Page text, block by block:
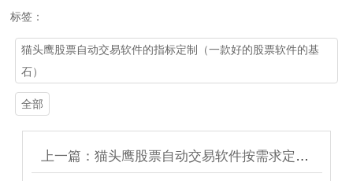
标签：
猫头鹰股票自动交易软件的指标定制（一款好的股票软件的基
石）
全部
上一篇：猫头鹰股票自动交易软件按需求定制专属功能